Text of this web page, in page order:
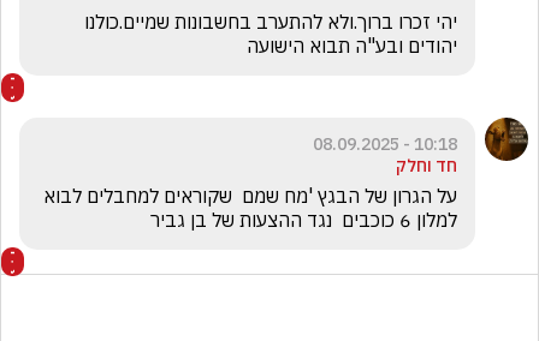
יהודים ובע"ה תבוא הישועה
10:18 - 08.09.2025
חד וחלק
למלון 6 כוכבים  נגד ההצעות של בן גביר